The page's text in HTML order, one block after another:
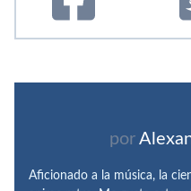
por
Aficionado a la música, la